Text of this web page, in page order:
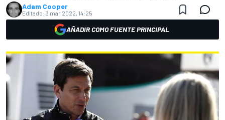
Adam Cooper
Editado: 3 mar 2022, 14:25
AÑADIR COMO FUENTE PRINCIPAL